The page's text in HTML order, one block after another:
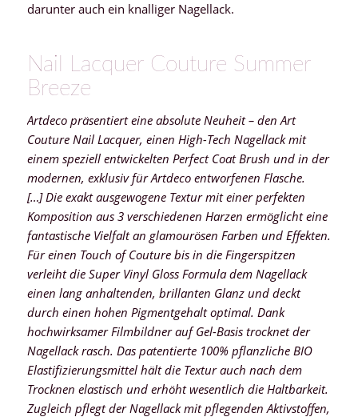
darunter auch ein knalliger Nagellack.
Nail Lacquer Couture Summer
Breeze
Artdeco präsentiert eine absolute Neuheit – den Art
Couture Nail Lacquer, einen High-Tech Nagellack mit
einem speziell entwickelten Perfect Coat Brush und in der
modernen, exklusiv für Artdeco entworfenen Flasche.
[…] Die exakt ausgewogene Textur mit einer perfekten
Komposition aus 3 verschiedenen Harzen ermöglicht eine
fantastische Vielfalt an glamourösen Farben und Effekten.
Für einen Touch of Couture bis in die Fingerspitzen
verleiht die Super Vinyl Gloss Formula dem Nagellack
einen lang anhaltenden, brillanten Glanz und deckt
durch einen hohen Pigmentgehalt optimal. Dank
hochwirksamer Filmbildner auf Gel-Basis trocknet der
Nagellack rasch. Das patentierte 100% pflanzliche BIO
Elastifizierungsmittel hält die Textur auch nach dem
Trocknen elastisch und erhöht wesentlich die Haltbarkeit.
Zugleich pflegt der Nagellack mit pflegenden Aktivstoffen,